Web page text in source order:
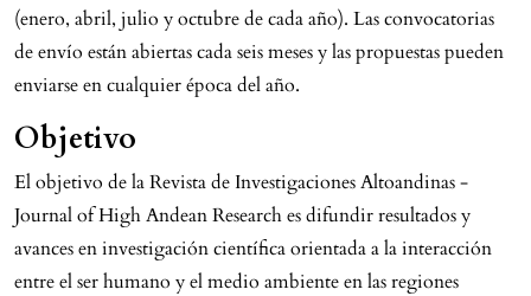
(enero, abril, julio y octubre de cada año). Las convocatorias
de envío están abiertas cada seis meses y las propuestas pueden
enviarse en cualquier época del año.
Objetivo
El objetivo de la Revista de Investigaciones Altoandinas -
Journal of High Andean Research es difundir resultados y
avances en investigación científica orientada a la interacción
entre el ser humano y el medio ambiente en las regiones